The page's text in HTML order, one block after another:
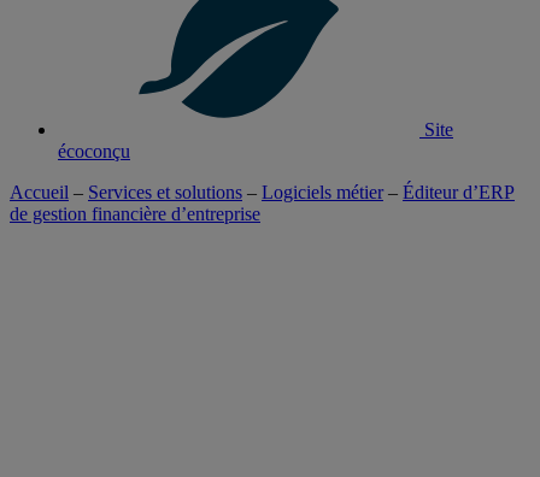
Site
écoconçu
Accueil – Services et solutions – Logiciels métier– Éditeur d’ERP
de gestion financière d’entreprise